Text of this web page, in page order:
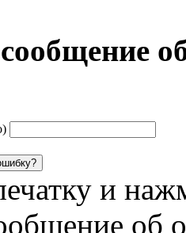
и
об